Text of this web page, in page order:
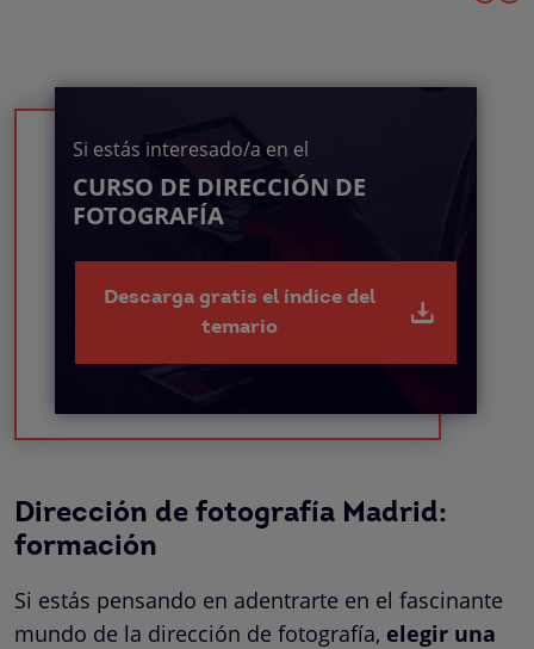
Si estás interesado/a en el
CURSO DE DIRECCIÓN DE
FOTOGRAFÍA
Descarga gratis el índice del
temario
Dirección de fotografía Madrid:
formación
Si estás pensando en adentrarte en el fascinante
mundo de la dirección de fotografía, elegir una